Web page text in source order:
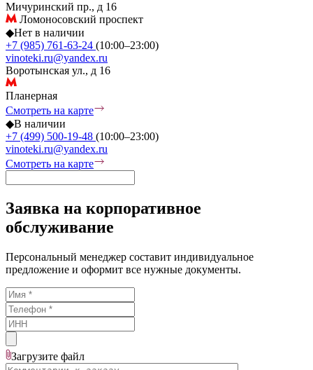
Мичуринский пр., д 16
Ломоносовский проспект
◆Нет в наличии
+7 (985) 761-63-24 (10:00–23:00)
vinoteki.ru@yandex.ru
Воротынская ул., д 16
Планерная
Смотреть на карте
◆В наличии
+7 (499) 500-19-48 (10:00–23:00)
vinoteki.ru@yandex.ru
Смотреть на карте
Заявка на корпоративное
обслуживание
Персональный менеджер составит индивидуальное
предложение и оформит все нужные документы.
Загрузите файл